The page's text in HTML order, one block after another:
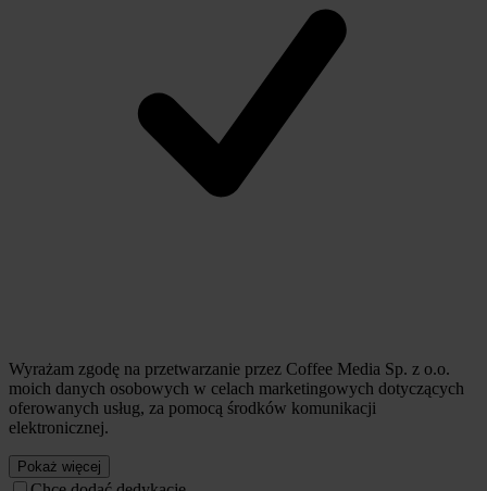
Wyrażam zgodę na przetwarzanie przez Coffee Media Sp. z o.o.
moich danych osobowych w celach marketingowych dotyczących
oferowanych usług, za pomocą środków komunikacji
elektronicznej.
Pokaż więcej